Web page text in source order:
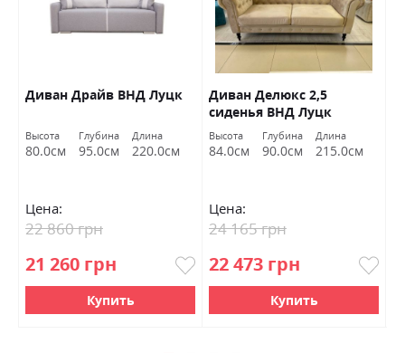
Диван Драйв ВНД Луцк
Высота
80.0см
Глубина
95.0см
Длина
220.0см
Цена:
21 260 грн
22 860 грн
Купить
Диван Делюкс 2,5
сиденья ВНД Луцк
Высота
84.0см
Глубина
90.0см
Длина
215.0см
Цена:
22 473 грн
24 165 грн
Купить